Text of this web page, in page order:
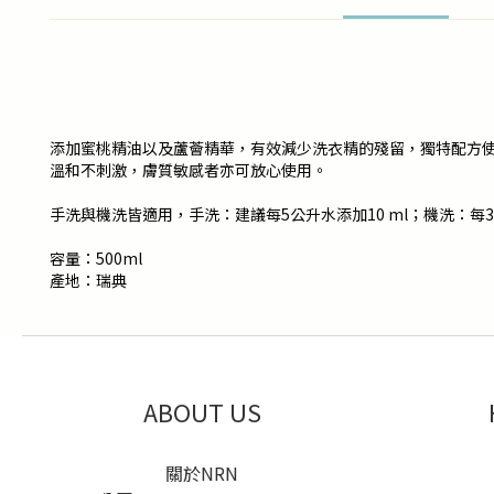
添加蜜桃精油以及蘆薈精華，有效減少洗衣精的殘留，獨特配
溫和不刺激，膚質敏感者亦可放心使用。
手洗與機洗皆適用，手洗：建議每5公升水添加10 ml；機洗：
容量：500ml
產地：瑞典
ABOUT US
關於NRN